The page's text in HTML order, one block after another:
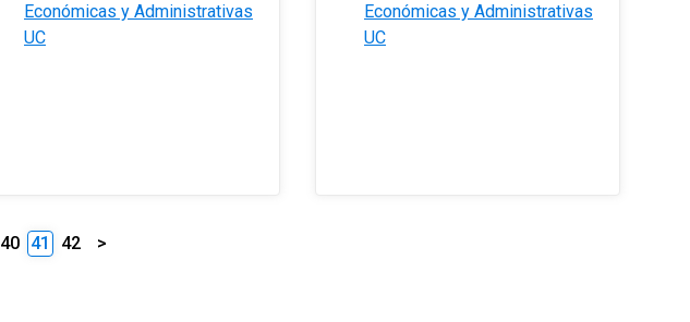
Económicas y Administrativas
UC
Económicas y Administrativas
UC
40 41 42 >